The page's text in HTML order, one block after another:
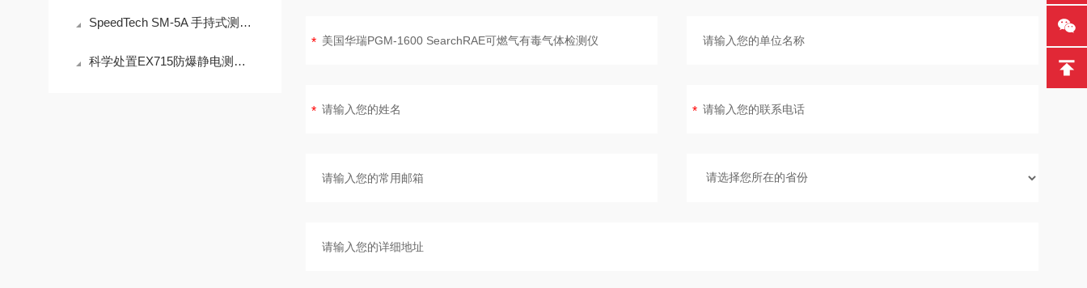
SpeedTech SM-5A 手持式测深仪声学测量原理与性能分析
科学处置EX715防爆静电测试仪故障可有效保障检测工作正常开展